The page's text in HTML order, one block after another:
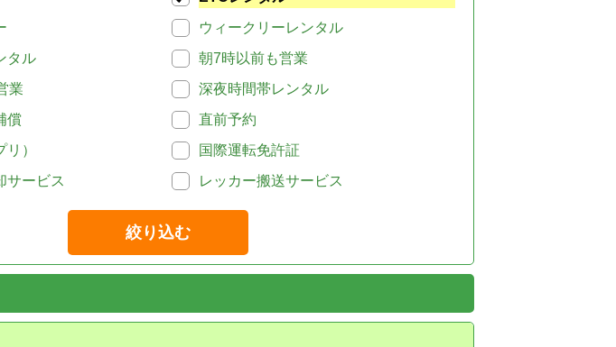
ウィークリーレンタル
タル
朝7時以前も営業
業
深夜時間帯レンタル
償
直前予約
）
国際運転免許証
サービス
レッカー搬送サービス
絞り込む